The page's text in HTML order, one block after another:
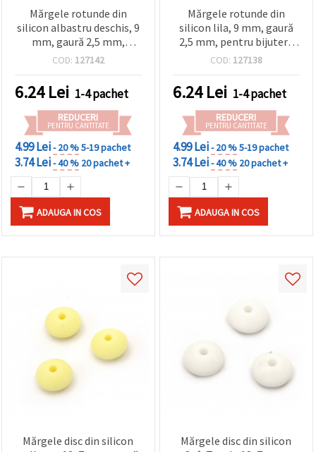
Mărgele rotunde din
silicon albastru deschis, 9
mm, gaură 2,5 mm,
accesorii pentru bijuterii
COD: 127142
6.24Lei 1-4 pachet
REDUCERI
PENTRU CANTITATE
4.99 Lei- 20 %5-19 pachet
3.74 Lei- 40 % 20 pachet +
ADAUGA IN COS
Mărgele rotunde din
silicon lila, 9 mm, gaură
2,5 mm, pentru bijuterii
handmade DIY – 5 bucăți
COD: 127138
6.24Lei 1-4 pachet
REDUCERI
PENTRU CANTITATE
4.99 Lei- 20 %5-19 pachet
3.74 Lei- 40 % 20 pachet +
ADAUGA IN COS
Mărgele disc din silicon
Mărgele disc din silicon